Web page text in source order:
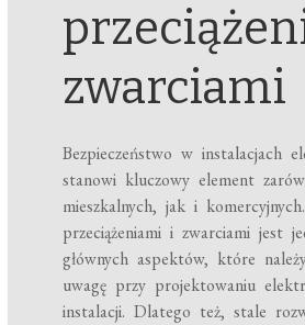
zwarciami
Bezpieczeństwo w instalacjach
stanowi kluczowy element
mieszkalnych, jak i
przeciążeniami i zwarciami jest
głównych aspektów, które
uwagę przy projektowaniu
instalacji. Dlatego też, stale